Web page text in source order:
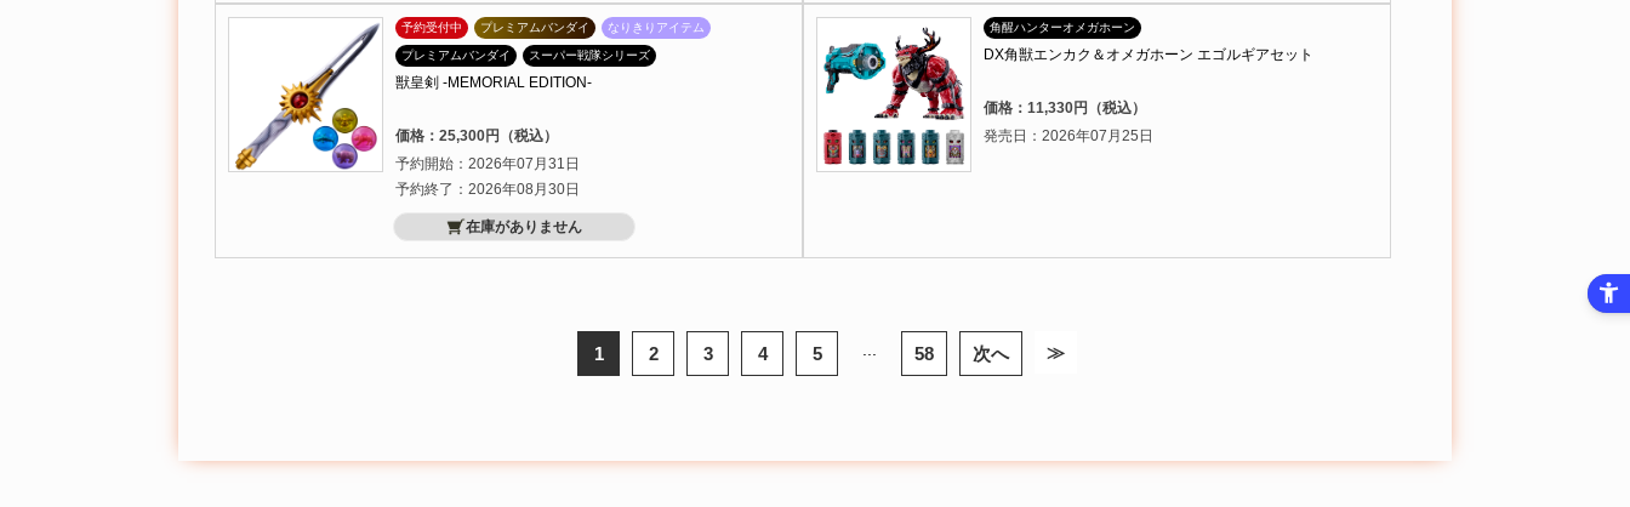
予約受付中 プレミアムバンダイ なりきりアイテム
プレミアムバンダイ スーパー戦隊シリーズ
獣皇剣 -MEMORIAL EDITION-
価格：25,300円（税込）
予約開始：2026年07月31日
予約終了：2026年08月30日
在庫がありません
角醒ハンターオメガホーン
DX角獣エンカク＆オメガホーン エゴルギアセット
価格：11,330円（税込）
発売日：2026年07月25日
1 2 3 4 5 58 次へ ≫